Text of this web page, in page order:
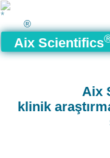
®
Aix Scientifics
Aix
klinik